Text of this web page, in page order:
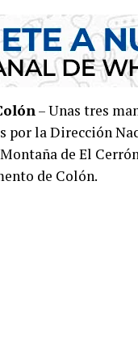
– Unas tres
por la Dirección
de El
de Colón.